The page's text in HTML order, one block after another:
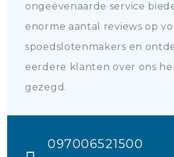
ongeëvenaarde service
enorme aantal reviews op
spoedslotenmakers en
eerdere klanten over ons
gezegd.
097006521500